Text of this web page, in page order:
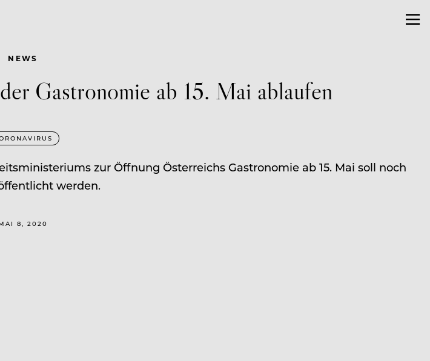
NEWS
Gastronomie ab 15. Mai ablaufen
zur Öffnung Österreichs Gastronomie ab 15. Mai soll noch
werden.
8, 2020